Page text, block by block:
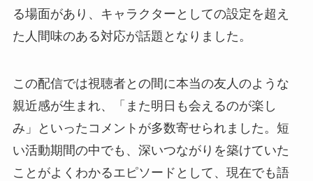
る場面があり、キャラクターとしての設定を超え
た人間味のある対応が話題となりました。
この配信では視聴者との間に本当の友人のような
親近感が生まれ、「また明日も会えるのが楽し
み」といったコメントが多数寄せられました。短
い活動期間の中でも、深いつながりを築けていた
ことがよくわかるエピソードとして、現在でも語